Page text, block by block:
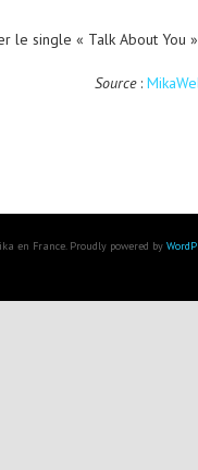
le single « Talk About You
Source:
en France. Proudly powered by